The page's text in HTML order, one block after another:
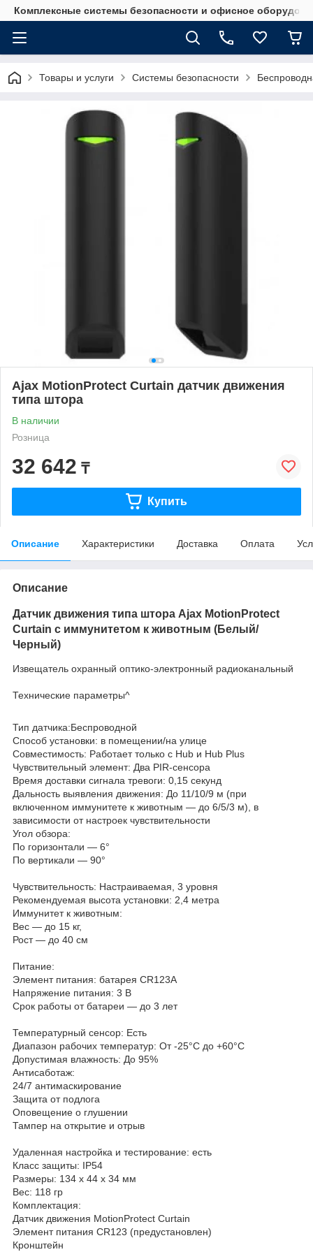
Комплексные системы безопасности и офисное
Товары и услуги Системы безопасности
Ajax MotionProtect Curtain датчик движения
типа штора
В наличии
Розница
32 642 ₸
Купить
Описание Характеристики Доставка Оплата
Описание
Датчик движения типа штора Ajax MotionProtect
Curtain с иммунитетом к животным (Белый/
Черный)
Извещатель охранный оптико-электронный радиоканальный
Технические параметры^
Тип датчика:Беспроводной
Способ установки: в помещении/на улице
Совместимость: Работает только с Hub и Hub Plus
Чувствительный элемент: Два PIR-сенсора
Время доставки сигнала тревоги: 0,15 секунд
Дальность выявления движения: До 11/10/9 м (при
включенном иммунитете к животным — до 6/5/3 м), в
зависимости от настроек чувствительности
Угол обзора:
По горизонтали — 6°
По вертикали — 90°
Чувствительность: Настраиваемая, 3 уровня
Рекомендуемая высота установки: 2,4 метра
Иммунитет к животным:
Вес — до 15 кг,
Рост — до 40 см
Питание:
Элемент питания: батарея CR123A
Напряжение питания: 3 В
Срок работы от батареи — до 3 лет
Температурный сенсор: Есть
Диапазон рабочих температур: От -25°С до +60°С
Допустимая влажность: До 95%
Антисаботаж:
24/7 антимаскирование
Защита от подлога
Оповещение о глушении
Тампер на открытие и отрыв
Удаленная настройка и тестирование: есть
Класс защиты: IP54
Размеры: 134 х 44 х 34 мм
Вес: 118 гр
Комплектация:
Датчик движения MotionProtect Curtain
Элемент питания CR123 (предустановлен)
Кронштейн